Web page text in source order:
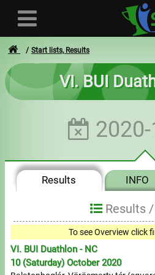
User
Forgotten login or password
Invoices
Privacy
Start lists, Results
VI. BUI
Results INFO
Results /
To see Overview click
VI. BUI Duathlon - NC
10 (Saturday) October 2020
0
2